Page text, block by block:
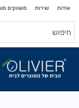
לתוכן
לתוכן
אודות שירות משווקים